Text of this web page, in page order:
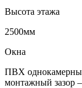
Высота этажа
2500мм
Окна
ПВХ
монтажный зазор